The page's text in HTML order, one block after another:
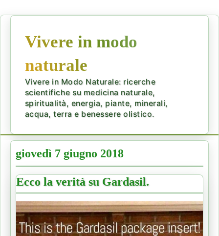
Vivere in modo
naturale
Vivere in Modo Naturale: ricerche
scientifiche su medicina naturale,
spiritualità, energia, piante, minerali,
acqua, terra e benessere olistico.
giovedì 7 giugno 2018
Ecco la verità su Gardasil.